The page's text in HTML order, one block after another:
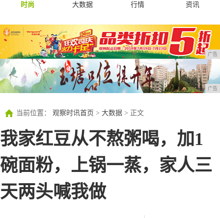
时尚
大数据 行情 资讯
广告
广告
当前位置： 观察时讯首页 > 大数据 > 正文
我家红豆从不熬粥喝，加1
碗面粉，上锅一蒸，家人三
天两头喊我做